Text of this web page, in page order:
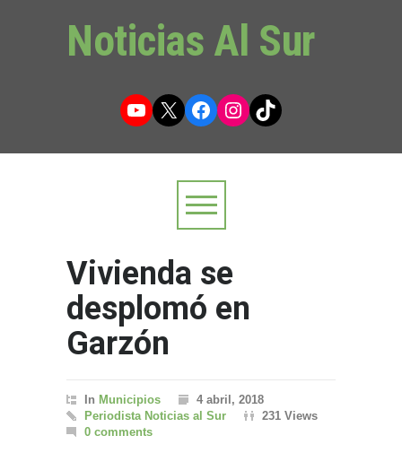
Noticias Al Sur
YouTube
X Facebook
Instagram
TikTok
Vivienda se
desplomó en
Garzón
In Municipios
4 abril, 2018
Periodista Noticias al Sur
231 Views
0 comments